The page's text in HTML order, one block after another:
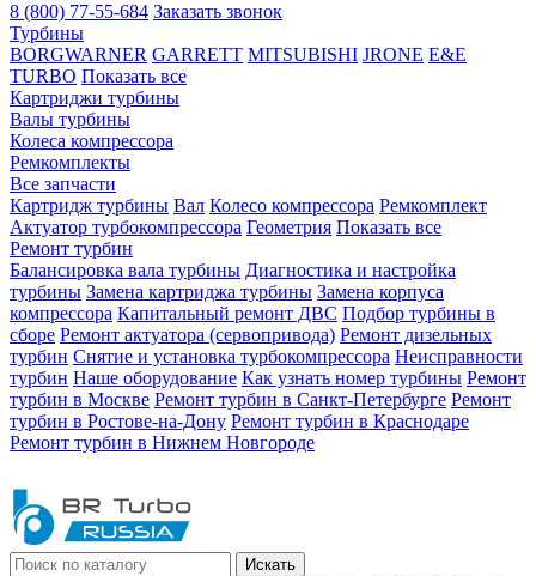
8 (800) 77-55-684 Заказать звонок
Турбины
BORGWARNER GARRETT MITSUBISHI JRONE E&E
TURBO Показать все
Картриджи турбины
Валы турбины
Колеса компрессора
Ремкомплекты
Все запчасти
Картридж турбины Вал Колесо компрессора Ремкомплект
Актуатор турбокомпрессора Геометрия Показать все
Ремонт турбин
Балансировка вала турбины Диагностика и настройка
турбины Замена картриджа турбины Замена корпуса
компрессора Капитальный ремонт ДВС Подбор турбины в
сборе Ремонт актуатора (сервопривода) Ремонт дизельных
турбин Снятие и установка турбокомпрессора Неисправности
турбин Наше оборудование Как узнать номер турбины Ремонт
турбин в Москве Ремонт турбин в Санкт-Петербурге Ремонт
турбин в Ростове-на-Дону Ремонт турбин в Краснодаре
Ремонт турбин в Нижнем Новгороде
Искать